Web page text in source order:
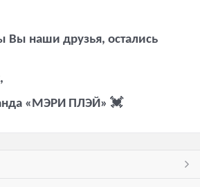
Вы наши друзья, остались
«МЭРИ ПЛЭЙ» 💓